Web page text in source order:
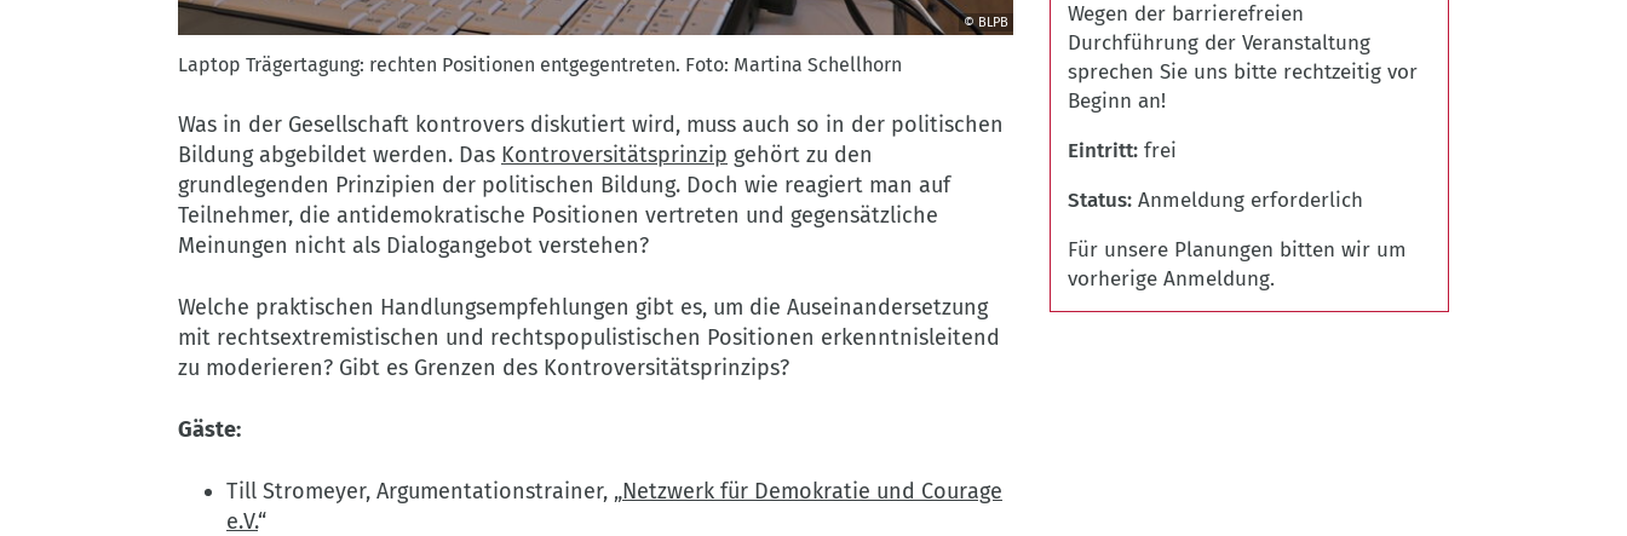
Trägertagung:
rechten
Positionen
entgegentreten.
Foto:
Martina
Schellhorn
BLPB
© BLPB
Laptop Trägertagung: rechten Positionen entgegentreten. Foto: Martina Schellhorn
Was in der Gesellschaft kontrovers diskutiert wird, muss auch so in der politischen
Bildung abgebildet werden. Das Kontroversitätsprinzip gehört zu den
grundlegenden Prinzipien der politischen Bildung. Doch wie reagiert man auf
Teilnehmer, die antidemokratische Positionen vertreten und gegensätzliche
Meinungen nicht als Dialogangebot verstehen?
Welche praktischen Handlungsempfehlungen gibt es, um die Auseinandersetzung
mit rechtsextremistischen und rechtspopulistischen Positionen erkenntnisleitend
zu moderieren? Gibt es Grenzen des Kontroversitätsprinzips?
Gäste:
Till Stromeyer, Argumentationstrainer, „Netzwerk für Demokratie und Courage
e.V.“
Wegen der barrierefreien
Durchführung der Veranstaltung
sprechen Sie uns bitte rechtzeitig vor
Beginn an!
Eintritt frei
Status Anmeldung erforderlich
Für unsere Planungen bitten wir um
vorherige Anmeldung.